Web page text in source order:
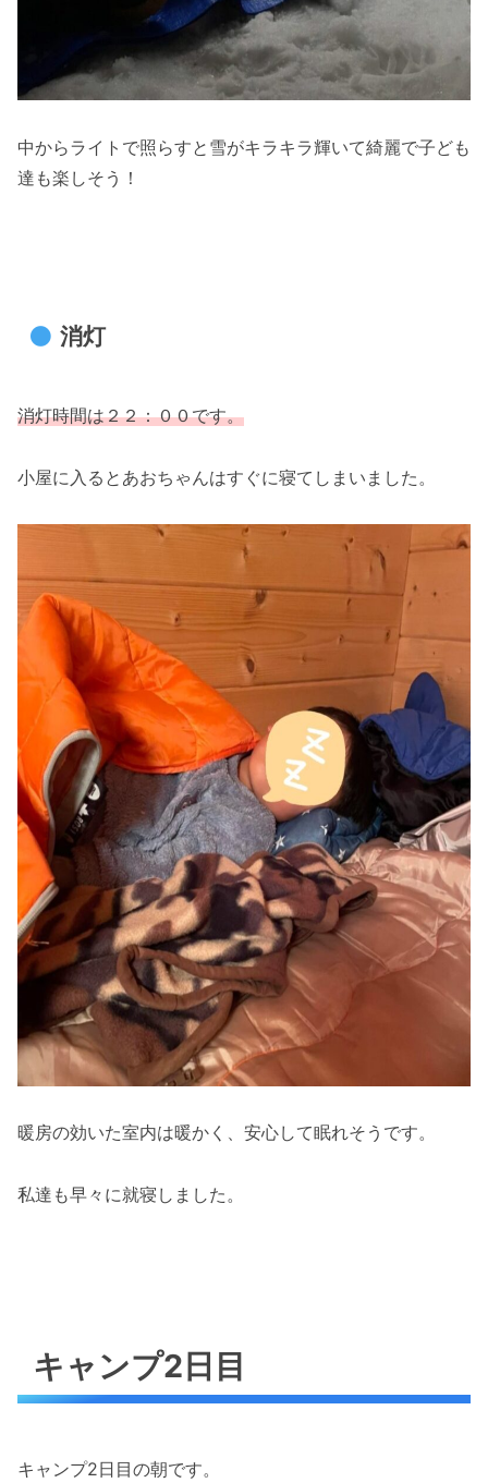
中からライトで照らすと雪がキラキラ輝いて綺麗で子ども
達も楽しそう！
消灯
消灯時間は２２：００です。
小屋に入るとあおちゃんはすぐに寝てしまいました。
暖房の効いた室内は暖かく、安心して眠れそうです。
私達も早々に就寝しました。
キャンプ2日目
キャンプ2日目の朝です。